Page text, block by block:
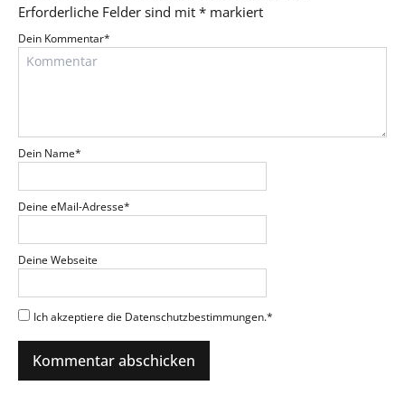
Erforderliche Felder sind mit * markiert
Dein Kommentar*
Dein Name*
Deine eMail-Adresse*
Deine Webseite
Ich akzeptiere die Datenschutzbestimmungen.*